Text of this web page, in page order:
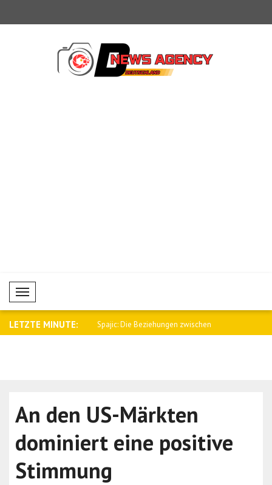
Mobil Menü
LETZTE MINUTE:
zwischen Kallas: Moskau verschärft seine
An den US-Märkten
dominiert eine positive
Stimmung